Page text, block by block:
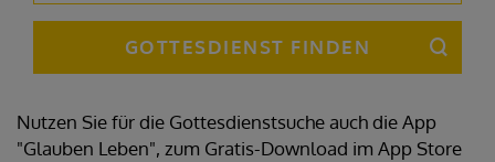
GOTTESDIENST FINDEN
Nutzen Sie für die Gottesdienstsuche auch die App
"Glauben Leben", zum Gratis-Download im App Store